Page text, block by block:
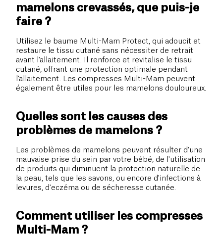
mamelons crevassés, que puis-je
faire ?
Utilisez le baume Multi-Mam Protect, qui adoucit et
restaure le tissu cutané sans nécessiter de retrait
avant l'allaitement. Il renforce et revitalise le tissu
cutané, offrant une protection optimale pendant
l'allaitement. Les compresses Multi-Mam peuvent
également être utiles pour les mamelons douloureux.
Quelles sont les causes des
problèmes de mamelons ?
Les problèmes de mamelons peuvent résulter d'une
mauvaise prise du sein par votre bébé, de l'utilisation
de produits qui diminuent la protection naturelle de
la peau, tels que les savons, ou encore d'infections à
levures, d'eczéma ou de sécheresse cutanée.
Comment utiliser les compresses
Multi-Mam ?